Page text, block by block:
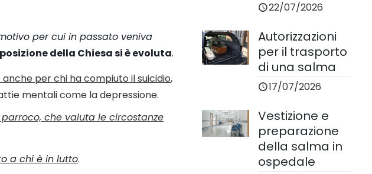
per cui in passato veniva
della Chiesa si è evoluta.
per chi ha compiuto il suicidio,
mentali come la depressione.
che valuta le circostanze
a chi è in lutto.
22/07/2026
Autorizzazioni
per il trasporto
di una salma
17/07/2026
Vestizione e
preparazione
della salma in
ospedale